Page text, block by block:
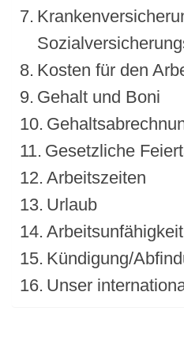
Kosten für den
Gehalt und Boni
Gesetzliche
Arbeitszeiten
Urlaub
Arbeitsunfähigkeit
Kündigung/
Unser